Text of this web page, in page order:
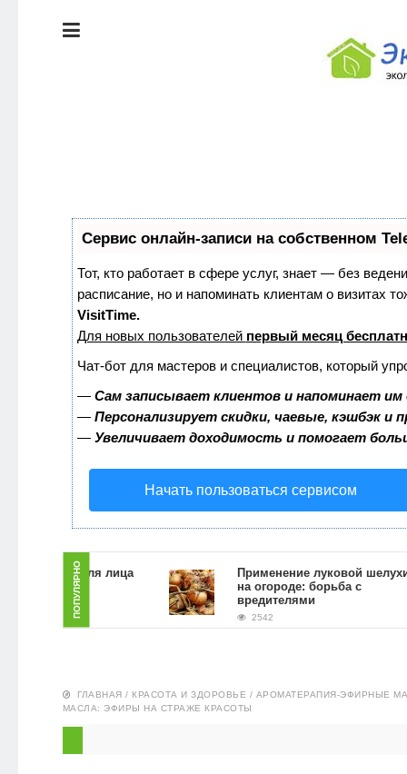
ЭКОЛОГИЯ
СТИЛЬ
ЖИЗНИ
ЭКОЛОГИЯ
ДОМА
КРАСОТА И
ЗДОРОВЬЕ
НОВОСТИ
Сервис онлайн-записи на собственном
Тот, кто работает в сфере услуг, знает — без
расписание, но и напоминать клиентам о
VisitTime.
Для новых пользователей первый месяц
Чат-бот для мастеров и специалистов, который
— Сам записывает клиентов и напоминает им
— Персонализирует скидки, чаевые, кэшбэк и
— Увеличивает доходимость и помогает
Начать пользоваться сервисом
ПОПУЛЯРНО
скраб для лица
Применение луковой шелухи
на огороде: борьба с
вредителями
2542
ГЛАВНАЯ / КРАСОТА И ЗДОРОВЬЕ / АРОМАТЕРАПИЯ-ЭФИРНЫЕ
МАСЛА: ЭФИРЫ НА СТРАЖЕ КРАСОТЫ